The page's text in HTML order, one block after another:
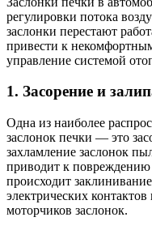
регулировки потока
заслонки перестают
привести к
управление системой
1. Засорение и
Одна из наиболее
заслонок печки — это
захламление заслонок
приводит к
происходит
электрических
моторчиков заслонок.